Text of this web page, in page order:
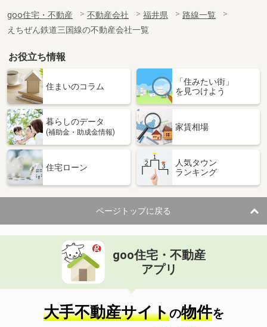
goo住宅・不動産 不動産会社 福井県
路線一覧
えちぜん鉄道三国線の不動産会社一覧
お役立ち情報
住まいのコラム
「住みたい街」
を見つけよう
暮らしのデータ
(補助金・助成金情報)
家賃相場
住宅ローン
人気タウン
ランキング
ページトップに戻る
goo住宅・不動産
アプリ
大手不動産サイトの物件を